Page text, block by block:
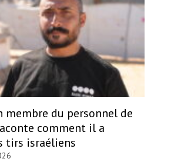
membre du personnel de
comment il a
tirs israéliens